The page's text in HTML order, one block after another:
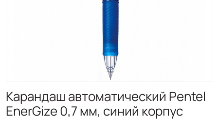
Карандаш автоматический Pentel
EnerGize 0,7 мм, синий корпус